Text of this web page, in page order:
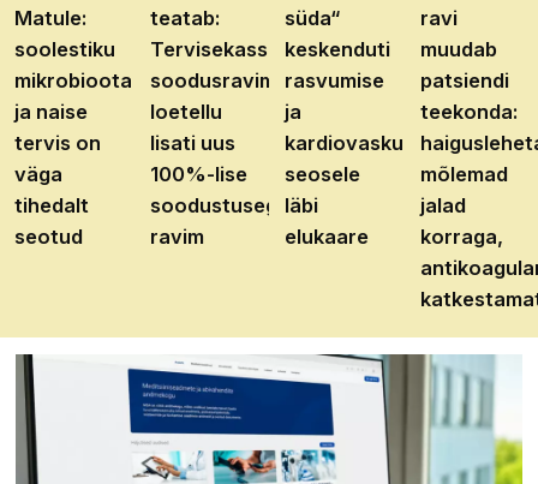
Matule:
soolestiku
mikrobioota
ja naise
tervis on
väga
tihedalt
seotud
teatab:
Tervisekassa
soodusravimite
loetellu
lisati uus
100%-lise
soodustusega
ravim
süda“
keskenduti
rasvumise
ja
kardiovaskulaarhaiguste
seosele
läbi
elukaare
ravi
muudab
patsiendi
teekonda:
mõlemad
jalad
korraga,